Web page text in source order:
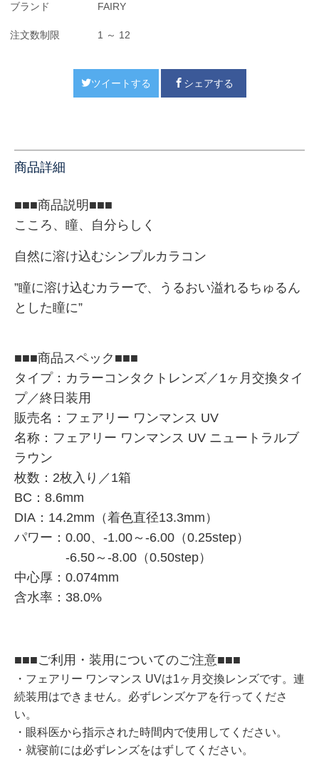
ブランド FAIRY
注文数制限 1 ～ 12
ツイートする シェアする
商品詳細
■■■商品説明■■■
こころ、瞳、自分らしく
自然に溶け込むシンプルカラコン
”瞳に溶け込むカラーで、うるおい溢れるちゅるん
とした瞳に”
■■■商品スペック■■■
タイプ：カラーコンタクトレンズ／1ヶ月交換タイ
プ／終日装用
販売名：フェアリー ワンマンス UV
名称：フェアリー ワンマンス UV ニュートラルブ
ラウン
枚数：2枚入り／1箱
BC：8.6mm
DIA：14.2mm（着色直径13.3mm）
パワー：0.00、-1.00～-6.00（0.25step）
-6.50～-8.00（0.50step）
中心厚：0.074mm
含水率：38.0%
■■■ご利用・装用についてのご注意■■■
・フェアリー ワンマンス UVは1ヶ月交換レンズです。連
続装用はできません。必ずレンズケアを行ってくださ
い。
・眼科医から指示された時間内で使用してください。
・就寝前には必ずレンズをはずしてください。